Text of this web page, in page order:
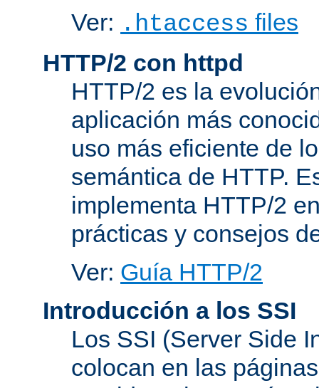
Ver: .htaccess files
HTTP/2 con httpd
HTTP/2 es la
aplicación más
uso más eficiente de
semántica de HTTP.
implementa HTTP/2
prácticas y consejos
Ver: Guía HTTP/2
Introducción a los SSI
Los SSI (Server Side
colocan en las